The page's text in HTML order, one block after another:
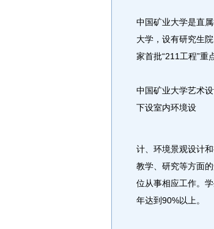
中国矿业大学是直
大学，设有研究生
家首批“211工程”重
中国矿业大学艺术
下设室内环境设
计、环境景观设计
教学、研究等方面
位从事相应工作。
年达到90%以上。